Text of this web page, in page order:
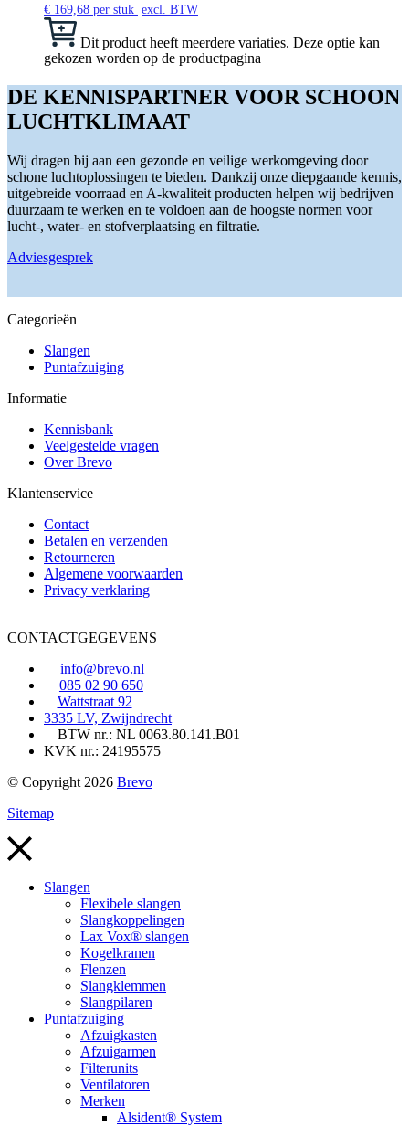
€ 169,68 per stuk excl. BTW
Dit product heeft meerdere variaties. Deze optie kan
gekozen worden op de productpagina
DE KENNISPARTNER VOOR SCHOON
LUCHTKLIMAAT
Wij dragen bij aan een gezonde en veilige werkomgeving door
schone luchtoplossingen te bieden. Dankzij onze diepgaande kennis,
uitgebreide voorraad en A-kwaliteit producten helpen wij bedrijven
duurzaam te werken en te voldoen aan de hoogste normen voor
lucht-, water- en stofverplaatsing en filtratie.
Adviesgesprek
Categorieën
Slangen
Puntafzuiging
Informatie
Kennisbank
Veelgestelde vragen
Over Brevo
Klantenservice
Contact
Betalen en verzenden
Retourneren
Algemene voorwaarden
Privacy verklaring
CONTACTGEGEVENS
info@brevo.nl
085 02 90 650
Wattstraat 92
3335 LV, Zwijndrecht
BTW nr.: NL 0063.80.141.B01
KVK nr.: 24195575
© Copyright 2026 Brevo
Sitemap
Slangen
Flexibele slangen
Slangkoppelingen
Lax Vox® slangen
Kogelkranen
Flenzen
Slangklemmen
Slangpilaren
Puntafzuiging
Afzuigkasten
Afzuigarmen
Filterunits
Ventilatoren
Merken
Alsident® System